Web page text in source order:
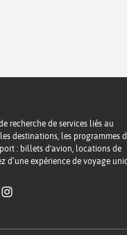
recherche de services liés au
destinations, les programmes
: billets d'avion, locations de
d’une expérience de voyage